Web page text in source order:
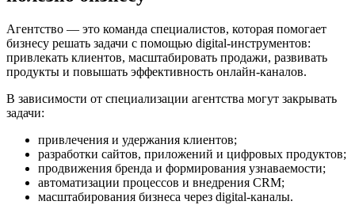
Агентство — это команда специалистов, которая помогает
бизнесу решать задачи с помощью digital-инструментов:
привлекать клиентов, масштабировать продажи, развивать
продукты и повышать эффективность онлайн-каналов.
В зависимости от специализации агентства могут закрывать
задачи:
привлечения и удержания клиентов;
разработки сайтов, приложений и цифровых продуктов;
продвижения бренда и формирования узнаваемости;
автоматизации процессов и внедрения CRM;
масштабирования бизнеса через digital-каналы.